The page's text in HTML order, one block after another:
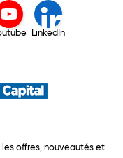
LinkedIn
offres, nouveautés et